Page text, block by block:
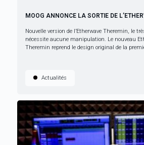
MOOG ANNONCE LA SORTIE DE
Nouvelle version de l’Etherwave Theremin, le
nécessite aucune manipulation. Le nouveau
Theremin reprend le design original de la
Actualités